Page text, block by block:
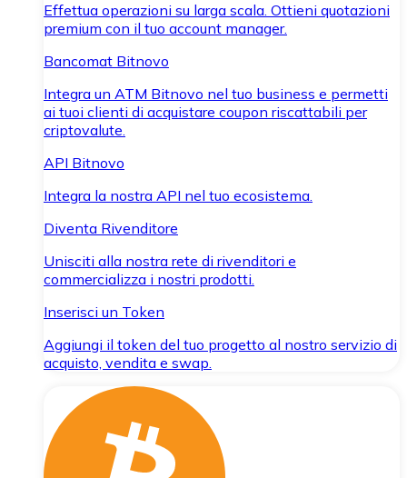
Effettua operazioni su larga scala. Ottieni quotazioni
premium con il tuo account manager.
Bancomat Bitnovo
Integra un ATM Bitnovo nel tuo business e permetti
ai tuoi clienti di acquistare coupon riscattabili per
criptovalute.
API Bitnovo
Integra la nostra API nel tuo ecosistema.
Diventa Rivenditore
Unisciti alla nostra rete di rivenditori e
commercializza i nostri prodotti.
Inserisci un Token
Aggiungi il token del tuo progetto al nostro servizio di
acquisto, vendita e swap.